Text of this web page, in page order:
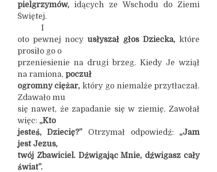
pielgrzymów, idących ze Wschodu do Ziemi
Świętej.
I
oto pewnej nocy usłyszał głos Dziecka, które
prosiło go o
przeniesienie na drugi brzeg. Kiedy Je wziął
na ramiona, poczuł
ogromny ciężar, który go niemalże przytłaczał.
Zdawało mu
się nawet, że zapadanie się w ziemię. Zawołał
więc: „Kto
jesteś, Dziecię?” Otrzymał odpowiedź: „Jam
jest Jezus,
twój Zbawiciel. Dźwigając Mnie, dźwigasz cały
świat”.